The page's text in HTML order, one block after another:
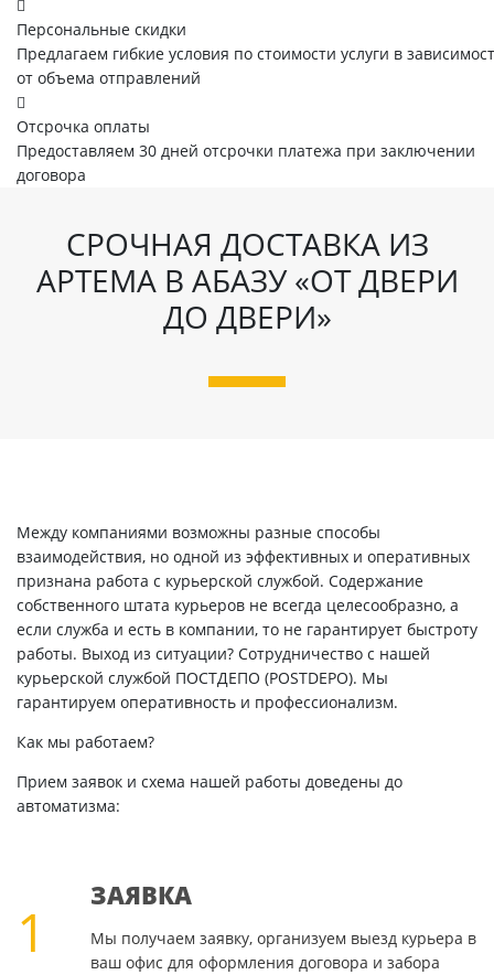
Персональные скидки
Предлагаем гибкие условия по стоимости услуги в
от объема отправлений
Отсрочка оплаты
Предоставляем 30 дней отсрочки платежа при заключении
договора
СРОЧНАЯ ДОСТАВКА ИЗ
АРТЕМА В АБАЗУ «ОТ ДВЕРИ
ДО ДВЕРИ»
Между компаниями возможны разные способы
взаимодействия, но одной из эффективных и оперативных
признана работа с курьерской службой. Содержание
собственного штата курьеров не всегда целесообразно, а
если служба и есть в компании, то не гарантирует быстроту
работы. Выход из ситуации? Сотрудничество с нашей
курьерской службой ПОСТДЕПО (POSTDEPO). Мы
гарантируем оперативность и профессионализм.
Как мы работаем?
Прием заявок и схема нашей работы доведены до
автоматизма:
1
ЗАЯВКА
Мы получаем заявку, организуем выезд курьера в
ваш офис для оформления договора и забора